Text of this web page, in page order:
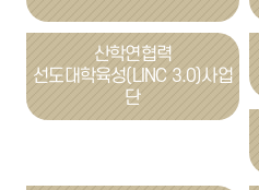
산학연협력
선도대학육성(LINC 3.0)사업
단